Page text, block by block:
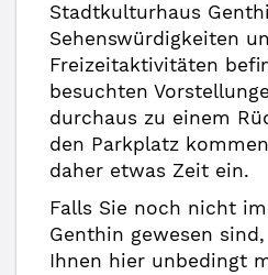
Stadtkulturhaus
Sehenswürdigkeiten
Freizeitaktivitäten
besuchten
durchaus zu einem
den Parkplatz
daher etwas Zeit ein.
Falls Sie noch nicht
Genthin gewesen
Ihnen hier unbedingt